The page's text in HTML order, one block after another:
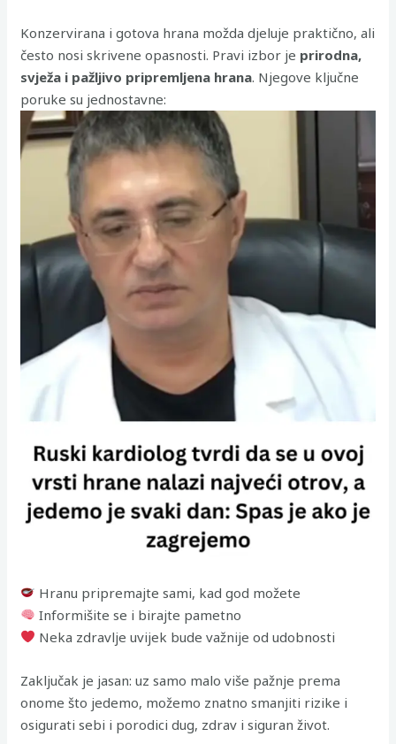
Konzervirana i gotova hrana možda djeluje praktično, ali
često nosi skrivene opasnosti. Pravi izbor je prirodna,
svježa i pažljivo pripremljena hrana. Njegove ključne
poruke su jednostavne:
Hranu pripremajte sami, kad god možete
Informišite se i birajte pametno
Neka zdravlje uvijek bude važnije od udobnosti
Zaključak je jasan: uz samo malo više pažnje prema
onome što jedemo, možemo znatno smanjiti rizike i
osigurati sebi i porodici dug, zdrav i siguran život.